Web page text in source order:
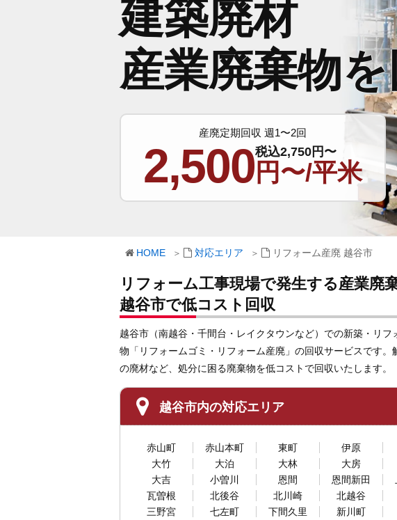
建築廃材
産業廃棄物
産廃定期回収 週1〜2回
2,500税込2,750円〜
円〜/平米
HOME 対応エリア リフォーム産廃 越谷市
リフォーム工事現場で発生する産業廃
越谷市で低コスト回収
越谷市（南越谷・千間台・レイクタウンなど）での新築・リ
物「リフォームゴミ・リフォーム産廃」の回収サービスです
の廃材など、処分に困る廃棄物を低コストで回収いたします。
越谷市内の対応エリア
赤山町 赤山本町 東町 伊原
大竹
大泊 大林 大房
大吉
小曽川 恩間 恩間新田
瓦曽根
北後谷 北川崎 北越谷
三野宮
七左町 下間久里 新川町